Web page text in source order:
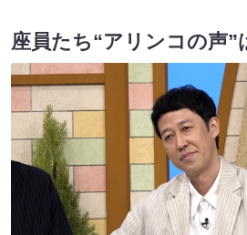
座員たち“アリンコの声”